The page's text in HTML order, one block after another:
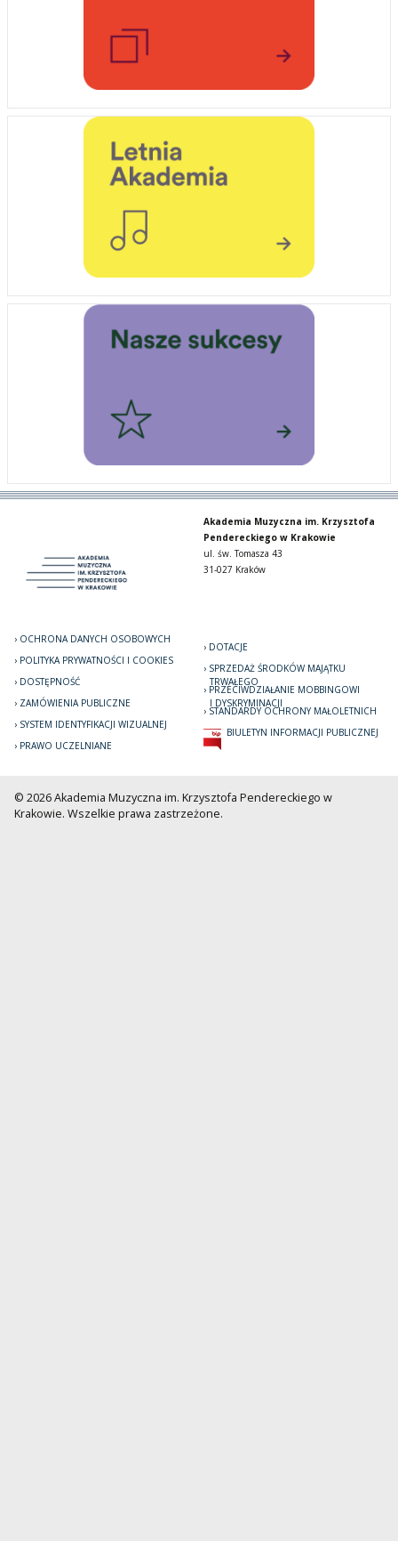
Akademia Muzyczna im. Krzysztofa
Pendereckiego w Krakowie
ul. św. Tomasza 43
31-027 Kraków
OCHRONA DANYCH OSOBOWYCH
POLITYKA PRYWATNOŚCI I COOKIES
DOSTĘPNOŚĆ
ZAMÓWIENIA PUBLICZNE
SYSTEM IDENTYFIKACJI WIZUALNEJ
PRAWO UCZELNIANE
DOTACJE
SPRZEDAŻ ŚRODKÓW MAJĄTKU
TRWAŁEGO
PRZECIWDZIAŁANIE MOBBINGOWI
I DYSKRYMINACJI
STANDARDY OCHRONY MAŁOLETNICH
BIULETYN INFORMACJI PUBLICZNEJ
© 2026 Akademia Muzyczna im. Krzysztofa Pendereckiego w
Krakowie. Wszelkie prawa zastrzeżone.